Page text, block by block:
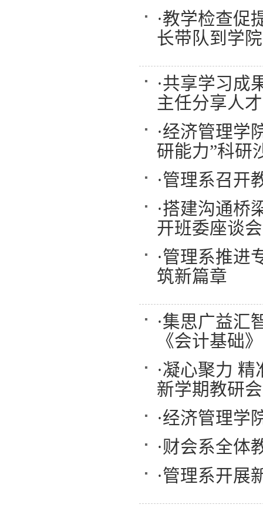
·教学检查促
长带队到学
·共享学习成
主任分享人
·经济管理学
研能力”科研
·管理系召开
·搭建沟通桥
开班委座谈会
·管理系推进
筑新篇章
·集思广益汇
《会计基础
·凝心聚力
新学期教研
·经济管理学
·财会系全体
·管理系开展